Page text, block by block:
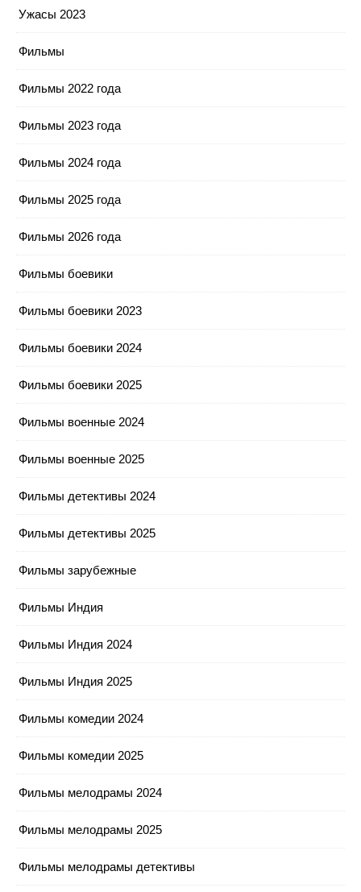
Ужасы 2023
Фильмы
Фильмы 2022 года
Фильмы 2023 года
Фильмы 2024 года
Фильмы 2025 года
Фильмы 2026 года
Фильмы боевики
Фильмы боевики 2023
Фильмы боевики 2024
Фильмы боевики 2025
Фильмы военные 2024
Фильмы военные 2025
Фильмы детективы 2024
Фильмы детективы 2025
Фильмы зарубежные
Фильмы Индия
Фильмы Индия 2024
Фильмы Индия 2025
Фильмы комедии 2024
Фильмы комедии 2025
Фильмы мелодрамы 2024
Фильмы мелодрамы 2025
Фильмы мелодрамы детективы